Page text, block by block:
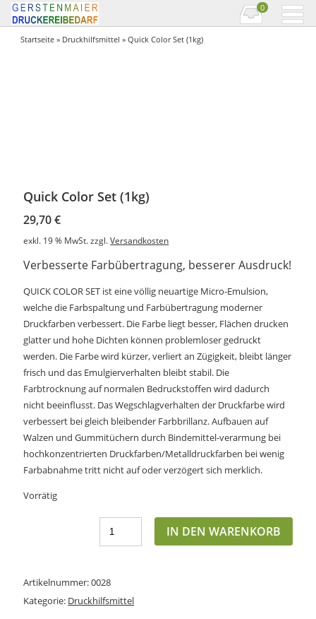
0
Startseite » Druckhilfsmittel » Quick Color Set (1kg)
Quick Color Set (1kg)
29,70€
exkl. 19 % MwSt. zzgl.Versandkosten
Verbesserte Farbübertragung, besserer Ausdruck!
QUICK COLOR SET ist eine völlig neuartige Micro-Emulsion,
welche die Farbspaltung und Farbübertragung moderner
Druckfarben verbessert. Die Farbe liegt besser, Flächen drucken
glatter und hohe Dichten können problemloser gedruckt
werden. Die Farbe wird kürzer, verliert an Zügigkeit, bleibt länger
frisch und das Emulgierverhalten bleibt stabil. Die
Farbtrocknung auf normalen Bedruckstoffen wird dadurch
nicht beeinflusst. Das Wegschlagverhalten der Druckfarbe wird
verbessert bei gleich bleibender Farbbrillanz. Aufbauen auf
Walzen und Gummitüchern durch Bindemittel-verarmung bei
hochkonzentrierten Druckfarben/Metalldruckfarben bei wenig
Farbabnahme tritt nicht auf oder verzögert sich merklich.
Vorrätig
IN DEN WARENKORB
Artikelnummer:0028
Kategorie: Druckhilfsmittel